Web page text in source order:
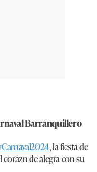
Barranquillero
, la fiesta de
de alegra con su